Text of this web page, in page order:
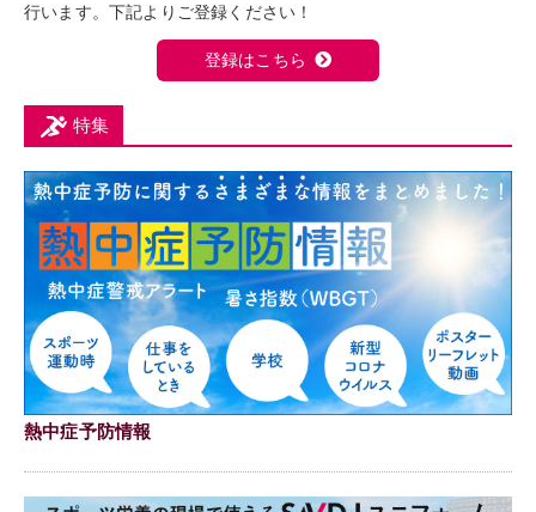
行います。下記よりご登録ください！
登録はこちら
特集
熱中症予防情報